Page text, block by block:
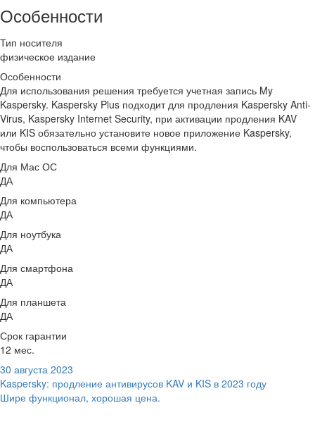
Особенности
Тип носителя
физическое издание
Особенности
Для использования решения требуется учетная запись My
Kaspersky. Kaspersky Plus подходит для продления Kaspersky Anti-
Virus, Kaspersky Internet Security, при активации продления KAV
или KIS обязательно установите новое приложение Kaspersky,
чтобы воспользоваться всеми функциями.
Для Мас ОС
ДА
Для компьютера
ДА
Для ноутбука
ДА
Для смартфона
ДА
Для планшета
ДА
Срок гарантии
12 мес.
30 августа 2023
Kaspersky: продление антивирусов KAV и KIS в 2023 году
Шире функционал, хорошая цена.